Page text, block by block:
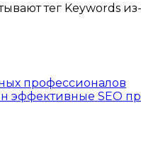
тег Keywords
профессионалов
эффективные SEO